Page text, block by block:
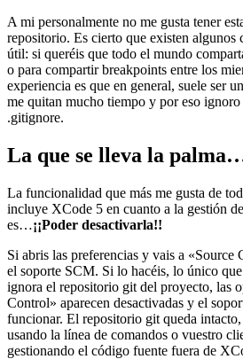
A mi personalmente no me gusta tener
repositorio. Es cierto que existen algunos
útil: si queréis que todo el mundo
o para compartir breakpoints entre los
experiencia es que en general, suele ser
me quitan mucho tiempo y por eso ignoro
.gitignore.
La que se lleva la
La funcionalidad que más me gusta de
incluye XCode 5 en cuanto a la gestión
es…¡¡Poder desactivarla!!
Si abris las preferencias y vais a «Source
el soporte SCM. Si lo hacéis, lo único
ignora el repositorio git del proyecto, las
Control» aparecen desactivadas y el
funcionar. El repositorio git queda
usando la línea de comandos o vuestro
gestionando el código fuente fuera de